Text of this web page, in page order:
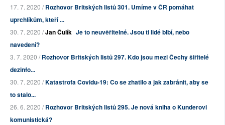
17. 7. 2020 /Rozhovor Britských listů 301. Umíme v ČR pomáhat
uprchlíkům, kteří ...
30. 7. 2020 /Jan Čulík Je to neuvěřitelné. Jsou ti lidé blbí, nebo
navedení?
3. 7. 2020 /Rozhovor Britských listů 297. Kdo jsou mezi Čechy šiřitelé
dezinfo...
30. 7. 2020 /Katastrofa Covidu-19: Co se zhatilo a jak zabránit, aby se
to stalo...
26. 6. 2020 /Rozhovor Britských listů 295. Je nová kniha o Kunderovi
komunistická?